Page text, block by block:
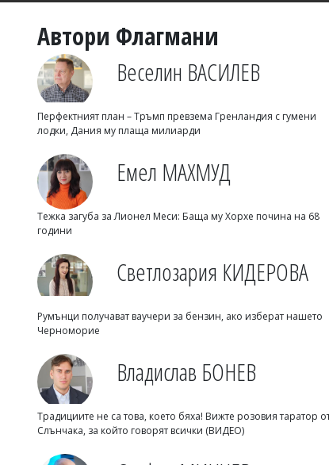
Автори Флагмани
Веселин ВАСИЛЕВ
Перфектният план – Тръмп превзема Гренландия с гумени
лодки, Дания му плаща милиарди
Емел МАХМУД
Тежка загуба за Лионел Меси: Баща му Хорхе почина на 68
години
Светлозария КИДЕРОВА
Румънци получават ваучери за бензин, ако изберат нашето
Черноморие
Владислав БОНЕВ
Традициите не са това, което бяха! Вижте розовия таратор
Слънчака, за който говорят всички (ВИДЕО)